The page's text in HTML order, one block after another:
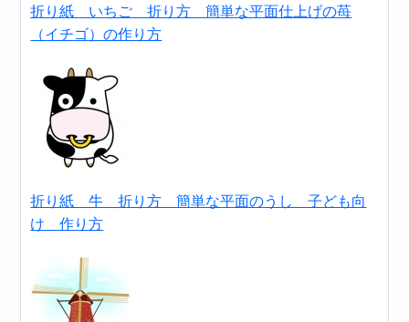
折り紙 いちご 折り方 簡単な平面仕上げの苺
（イチゴ）の作り方
折り紙 牛 折り方 簡単な平面のうし 子ども向
け 作り方